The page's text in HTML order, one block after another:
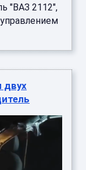
"ВАЗ 2112",
двух